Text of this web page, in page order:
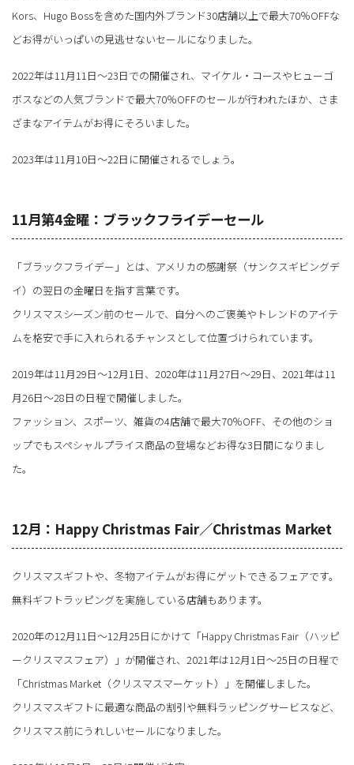
Kors、Hugo Bossを含めた国内外ブランド30店舗以上で最大70％OFFな
どお得がいっぱいの見逃せないセールになりました。
2022年は11月11日～23日での開催され、マイケル・コースやヒューゴ
ボスなどの人気ブランドで最大70％OFFのセールが行われたほか、さま
ざまなアイテムがお得にそろいました。
2023年は11月10日～22日に開催されるでしょう。
11月第4金曜：ブラックフライデーセール
「ブラックフライデー」とは、アメリカの感謝祭（サンクスギビングデ
イ）の翌日の金曜日を指す言葉です。
クリスマスシーズン前のセールで、自分へのご褒美やトレンドのアイテ
ムを格安で手に入れられるチャンスとして位置づけられています。
2019年は11月29日～12月1日、2020年は11月27日～29日、2021年は11
月26日～28日の日程で開催しました。
ファッション、スポーツ、雑貨の4店舗で最大70％OFF、その他のショ
ップでもスペシャルプライス商品の登場などお得な3日間になりまし
た。
12月：Happy Christmas Fair／Christmas Market
クリスマスギフトや、冬物アイテムがお得にゲットできるフェアです。
無料ギフトラッピングを実施している店舗もあります。
2020年の12月11日～12月25日にかけて「Happy Christmas Fair（ハッピ
ークリスマスフェア）」が開催され、2021年は12月1日～25日の日程で
「Christmas Market（クリスマスマーケット）」を開催しました。
クリスマスギフトに最適な商品の割引や無料ラッピングサービスなど、
クリスマス前にうれしいセールになりました。